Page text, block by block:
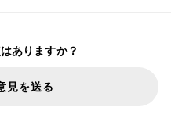
ありますか？
見を送る